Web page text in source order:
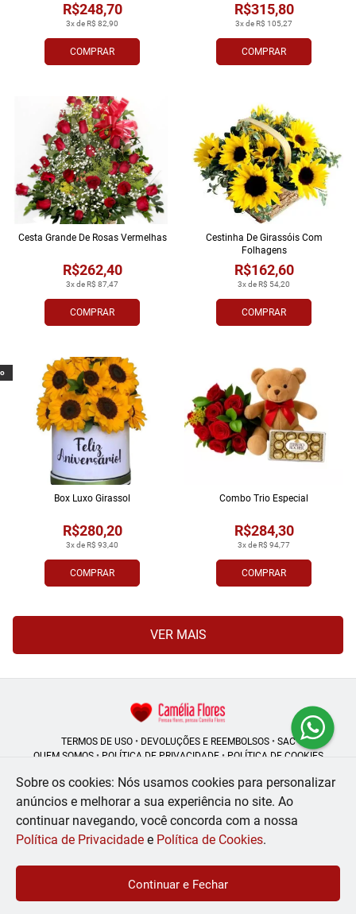
COMPRAR
3x de R$ 82,90
R$248,70
COMPRAR
3x de R$ 105,27
R$315,80
COMPRAR
3x de R$ 87,47
R$262,40
Cesta Grande De Rosas Vermelhas
COMPRAR
3x de R$ 54,20
R$162,60
Cestinha De Girassóis Com
Folhagens
COMPRAR
3x de R$ 93,40
R$280,20
Box Luxo Girassol
COMPRAR
3x de R$ 94,77
R$284,30
Combo Trio Especial
VER MAIS
TERMOS DE USO• DEVOLUÇÕES E REEMBOLSOS• SAC
QUEM SOMOS• POLÍTICA DE PRIVACIDADE• POLÍTICA DE COOKIES
Camélia Flores | CNPJ: 08.250.956/0001-53
Rua do Rosário - 164, Centro - Rio de Janeiro - RJ - 20041-002
© 2024-2026 - Todos os direitos reservados - Desenvolvido por
Sobre os cookies: Nós usamos cookies para personalizar
anúncios e melhorar a sua experiência no site. Ao
continuar navegando, você concorda com a nossa
Política de Privacidade e Política de Cookies.
Continuar e Fechar